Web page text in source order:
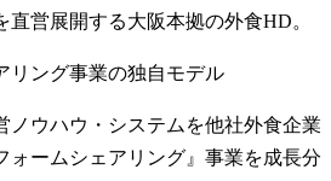
直営展開する大阪本拠の外食HD。
リング事業の独自モデル
ノウハウ・システムを他社外食企業
ォームシェアリング』事業を成長分